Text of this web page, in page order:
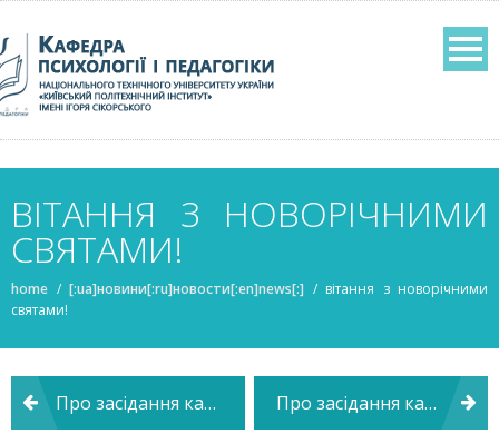
ВІТАННЯ З НОВОРІЧНИМИ
СВЯТАМИ!
home / [:ua]новини[:ru]новости[:en]news[:] / вітання з новорічними
святами!
Навігація
Про засідання кафедри психології і педагогіки Про засідання кафедри психології і педагогіки